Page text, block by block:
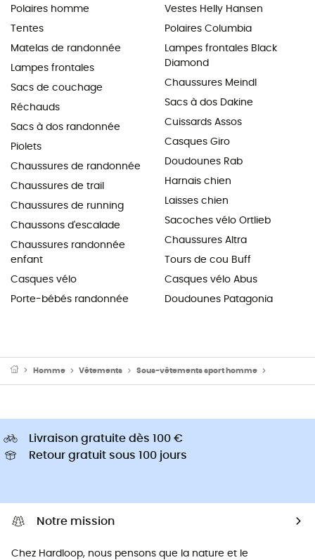
Polaires homme
Tentes
Matelas de randonnée
Lampes frontales
Sacs de couchage
Réchauds
Sacs à dos randonnée
Piolets
Chaussures de randonnée
Chaussures de trail
Chaussures de running
Chaussons d'escalade
Chaussures randonnée
enfant
Casques vélo
Porte-bébés randonnée
Vestes Helly Hansen
Polaires Columbia
Lampes frontales Black
Diamond
Chaussures Meindl
Sacs à dos Dakine
Cuissards Assos
Casques Giro
Doudounes Rab
Harnais chien
Laisses chien
Sacoches vélo Ortlieb
Chaussures Altra
Tours de cou Buff
Casques vélo Abus
Doudounes Patagonia
Homme Vêtements Sous-vêtements sport homme
Livraison gratuite dès 100 €
Retour gratuit sous 100 jours
Notre mission
Chez Hardloop, nous pensons que la nature et le